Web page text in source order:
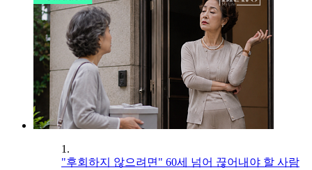
1.
"후회하지 않으려면" 60세 넘어 끊어내야 할 사람